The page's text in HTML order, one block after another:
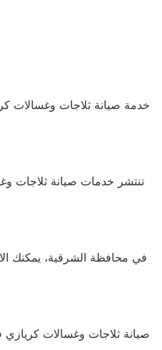
خدمة صيانة ثلاجات وغسالات
تنتشر خدمات صيانة ثلاجات
في محافظة الشرقية، يمكنك
صيانة ثلاجات وغسالات